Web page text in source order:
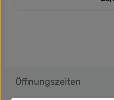
Öffnungszeiten